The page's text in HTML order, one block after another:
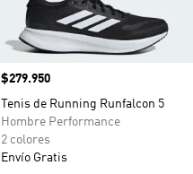
Precio
$279.950
Tenis de Running Runfalcon 5
Hombre Performance
2 colores
Envío Gratis